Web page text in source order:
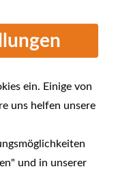
ein. Einige von
uns helfen unsere
und in unserer